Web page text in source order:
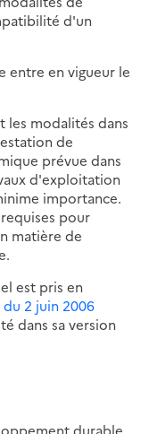
d'un
entre en vigueur le
les modalités dans
de
prévue dans
d'exploitation
importance.
pour
matière de
est pris en
2 juin 2006
dans sa version
durable